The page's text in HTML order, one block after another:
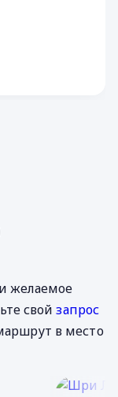
желаемое
свойзапрос
в место